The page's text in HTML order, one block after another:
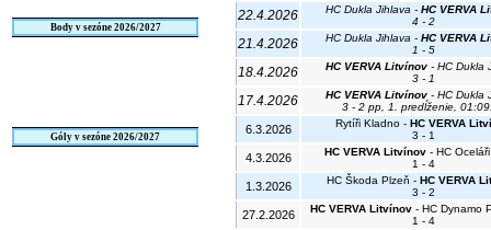
Body v sezóne 2026/2027
Góly v sezóne 2026/2027
22.4.2026 HC Dukla Jihlava - HC VERVA
4 - 2
21.4.2026 HC Dukla Jihlava - HC VERVA
1 - 5
18.4.2026 HC VERVA Litvínov- HC Dukla
3 - 1
17.4.2026 HC VERVA Litvínov- HC Dukla
3 - 2 pp, 1. predĺženie,
6.3.2026 Rytíři Kladno - HC VERVA
3 - 1
4.3.2026 HC VERVA Litvínov- HC Oceláři
1 - 4
1.3.2026 HC Škoda Plzeň - HC VERVA
3 - 2
27.2.2026 HC VERVA Litvínov - HC Dynamo
1 - 4